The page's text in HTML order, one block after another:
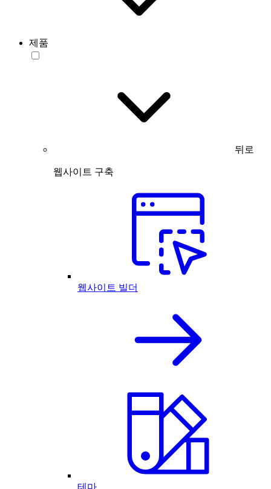
제품
뒤로
웹사이트 구축
웹사이트 빌더
테마